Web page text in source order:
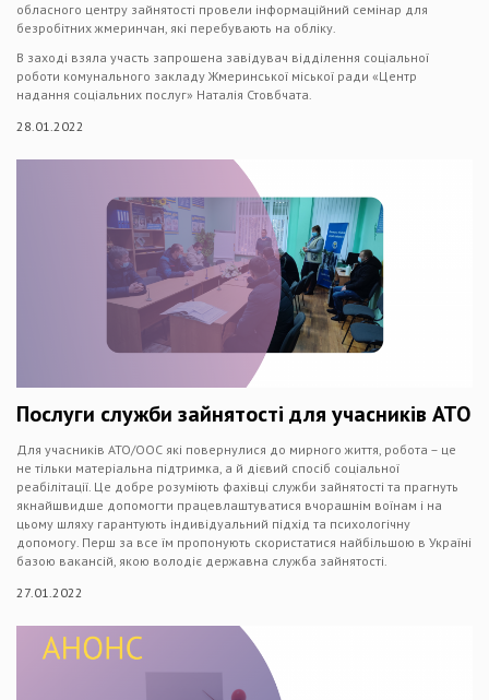
обласного центру зайнятості провели інформаційний семінар для
безробітних жмеринчан, які перебувають на обліку.
В заході взяла участь запрошена завідувач відділення соціальної
роботи комунального закладу Жмеринської міської ради «Центр
надання соціальних послуг» Наталія Стовбчата.
28.01.2022
Послуги служби зайнятості для учасників АТО
Для учасників АТО/ООС які повернулися до мирного життя, робота – це
не тільки матеріальна підтримка, а й дієвий спосіб соціальної
реабілітації. Це добре розуміють фахівці служби зайнятості та прагнуть
якнайшвидше допомогти працевлаштуватися вчорашнім воїнам і на
цьому шляху гарантують індивідуальний підхід та психологічну
допомогу. Перш за все їм пропонують скористатися найбільшою в Україні
базою вакансій, якою володіє державна служба зайнятості.
27.01.2022